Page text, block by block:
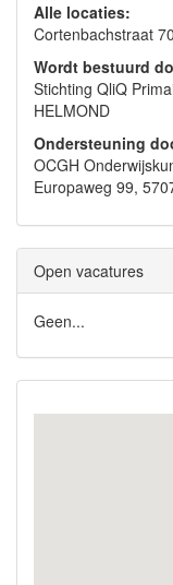
Alle locaties:
Cortenbachstraat
Wordt bestuurd
Stichting QliQ
HELMOND
Ondersteuning
OCGH
Europaweg 99,
Open vacatures
Geen...